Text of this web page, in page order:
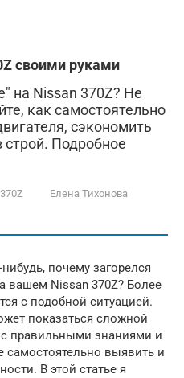
своими руками
на Nissan 370Z? Не
как самостоятельно
сэкономить
строй. Подробное
370Z Елена Тихонова
почему загорелся
вашем Nissan 370Z? Более
с подобной ситуацией.
показаться сложной
правильными знаниями и
выявить и
В этой статье я